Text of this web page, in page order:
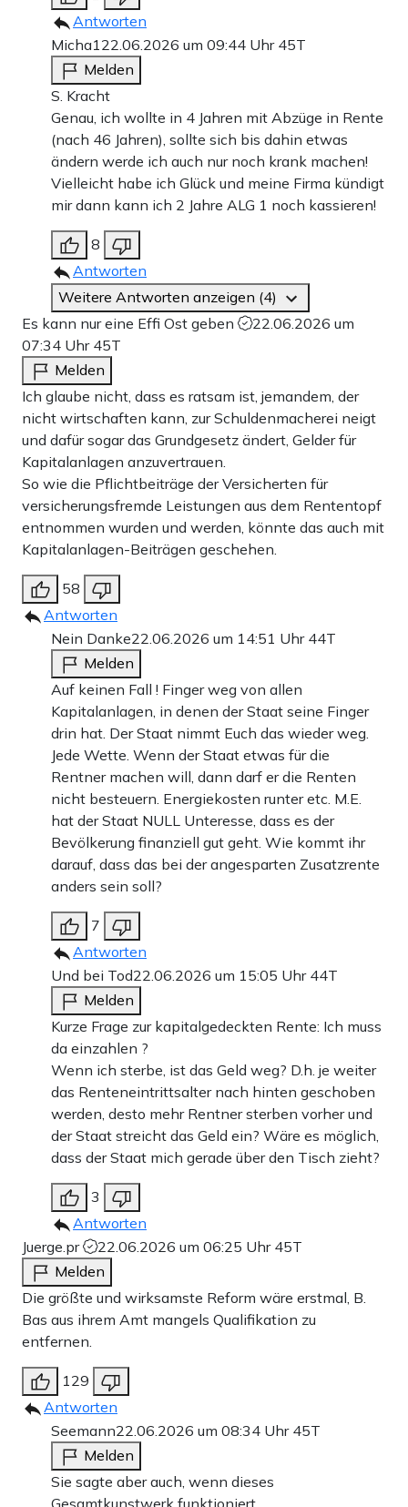
Antworten
Micha122.06.2026 um 09:44 Uhr 45T
Melden
S. Kracht
Genau, ich wollte in 4 Jahren mit Abzüge in Rente
(nach 46 Jahren), sollte sich bis dahin etwas
ändern werde ich auch nur noch krank machen!
Vielleicht habe ich Glück und meine Firma kündigt
mir dann kann ich 2 Jahre ALG 1 noch kassieren!
8
Antworten
Weitere Antworten anzeigen (4)
Es kann nur eine Effi Ost geben
22.06.2026 um
07:34 Uhr 45T
Melden
Ich glaube nicht, dass es ratsam ist, jemandem, der
nicht wirtschaften kann, zur Schuldenmacherei neigt
und dafür sogar das Grundgesetz ändert, Gelder für
Kapitalanlagen anzuvertrauen.
So wie die Pflichtbeiträge der Versicherten für
versicherungsfremde Leistungen aus dem Rententopf
entnommen wurden und werden, könnte das auch mit
Kapitalanlagen-Beiträgen geschehen.
58
Antworten
Nein Danke22.06.2026 um 14:51 Uhr 44T
Melden
Auf keinen Fall ! Finger weg von allen
Kapitalanlagen, in denen der Staat seine Finger
drin hat. Der Staat nimmt Euch das wieder weg.
Jede Wette. Wenn der Staat etwas für die
Rentner machen will, dann darf er die Renten
nicht besteuern. Energiekosten runter etc. M.E.
hat der Staat NULL Unteresse, dass es der
Bevölkerung finanziell gut geht. Wie kommt ihr
darauf, dass das bei der angesparten Zusatzrente
anders sein soll?
7
Antworten
Und bei Tod22.06.2026 um 15:05 Uhr 44T
Melden
Kurze Frage zur kapitalgedeckten Rente: Ich muss
da einzahlen ?
Wenn ich sterbe, ist das Geld weg? D.h. je weiter
das Renteneintrittsalter nach hinten geschoben
werden, desto mehr Rentner sterben vorher und
der Staat streicht das Geld ein? Wäre es möglich,
dass der Staat mich gerade über den Tisch zieht?
3
Antworten
Juerge.pr
22.06.2026 um 06:25 Uhr 45T
Melden
Die größte und wirksamste Reform wäre erstmal, B.
Bas aus ihrem Amt mangels Qualifikation zu
entfernen.
129
Antworten
Seemann22.06.2026 um 08:34 Uhr 45T
Melden
Sie sagte aber auch, wenn dieses